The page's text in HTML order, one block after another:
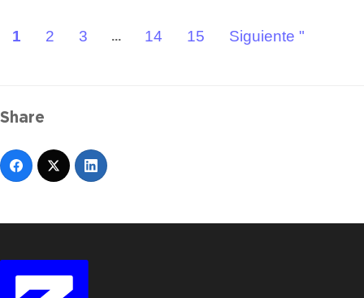
1 2 3 ... 14 15 Siguiente "
Share